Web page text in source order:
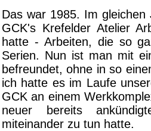
Das war 1985. Im
GCK's Krefelder Atelier
hatte - Arbeiten, die so
Serien. Nun ist man mit
befreundet, ohne in so
ich hatte es im Laufe
GCK an einem
neuer bereits
miteinander zu tun hatte.